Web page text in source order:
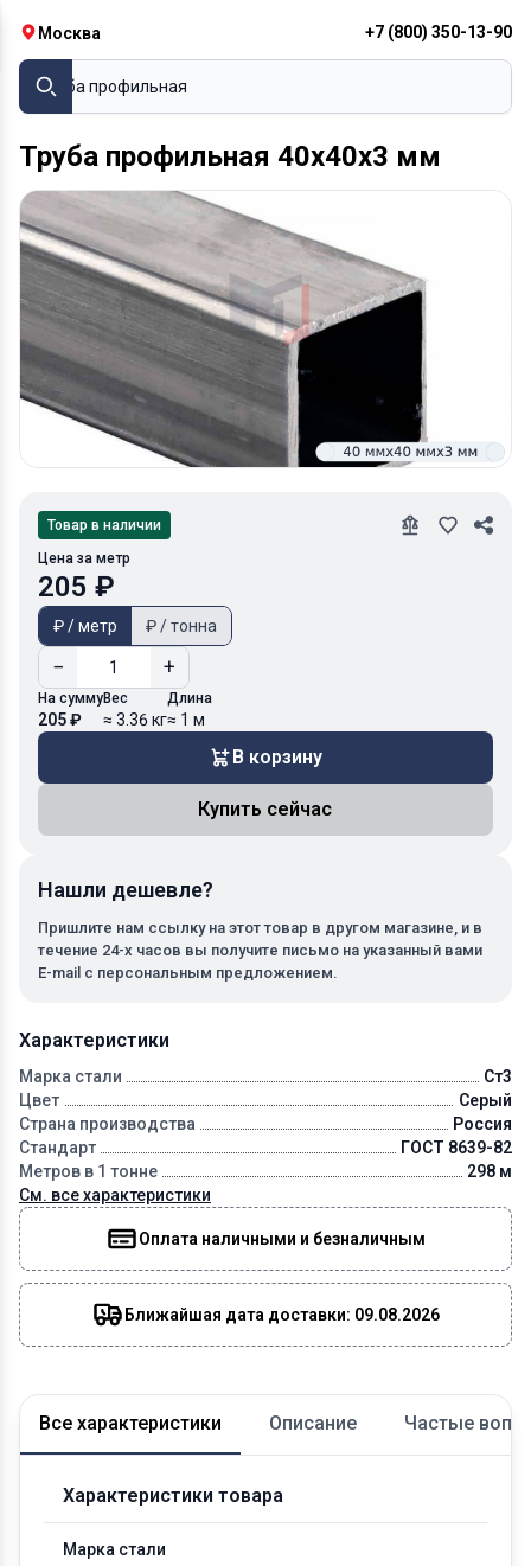
Москва +7 (800) 350-13-90
Труба профильная
Труба профильная 40х40х3 мм
Характеристики
Марка стали
Ст3
Цвет
Серый
Страна производства
Россия
Стандарт
ГОСТ 8639-82
Метров в 1 тонне
298 м
См. все характеристики
Оплата наличными и безналичным
Ближайшая дата доставки: 09.08.2026
Товар в наличии
Цена за метр
205 ₽
₽ / метр ₽ / тонна
− +
На сумму
205 ₽
Вес
≈ 3.36 кг
Длина
≈ 1 м
В корзину
Купить сейчас
Нашли дешевле?
Пришлите нам ссылку на этот товар в другом магазине, и в
течение 24-х часов вы получите письмо на указанный вами
E-mail с персональным предложением.
Все характеристики Описание Частые
Характеристики товара
Марка стали